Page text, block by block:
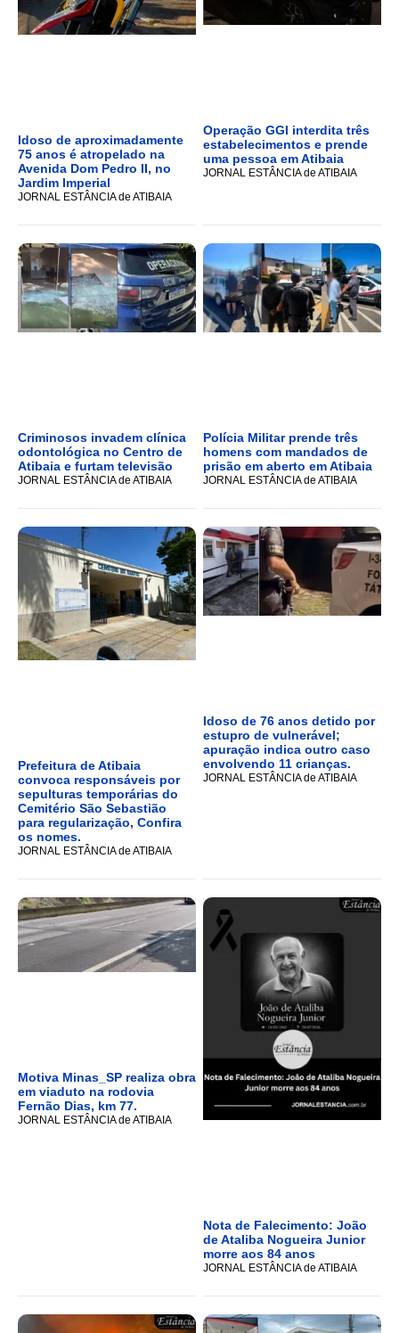
Idoso de aproximadamente
75 anos é atropelado na
Avenida Dom Pedro II, no
Jardim Imperial
JORNAL ESTÂNCIA de ATIBAIA
Operação GGI interdita três
estabelecimentos e prende
uma pessoa em Atibaia
JORNAL ESTÂNCIA de ATIBAIA
Criminosos invadem clínica
odontológica no Centro de
Atibaia e furtam televisão
JORNAL ESTÂNCIA de ATIBAIA
Polícia Militar prende três
homens com mandados de
prisão em aberto em Atibaia
JORNAL ESTÂNCIA de ATIBAIA
Prefeitura de Atibaia
convoca responsáveis por
sepulturas temporárias do
Cemitério São Sebastião
para regularização, Confira
os nomes.
JORNAL ESTÂNCIA de ATIBAIA
Idoso de 76 anos detido por
estupro de vulnerável;
apuração indica outro caso
envolvendo 11 crianças.
JORNAL ESTÂNCIA de ATIBAIA
Motiva Minas_SP realiza obra
em viaduto na rodovia
Fernão Dias, km 77.
JORNAL ESTÂNCIA de ATIBAIA
Nota de Falecimento: João
de Ataliba Nogueira Junior
morre aos 84 anos
JORNAL ESTÂNCIA de ATIBAIA